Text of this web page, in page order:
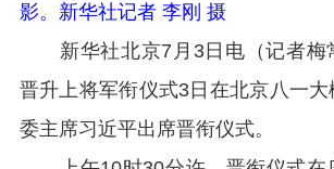
影。新华社记者 李刚 摄
新华社北京7月3日电（记者梅
晋升上将军衔仪式3日在北京八一
委主席习近平出席晋衔仪式。